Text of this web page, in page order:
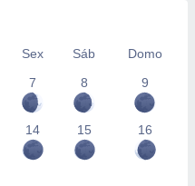
Sex Sáb
Domo
7 8 9
14 15 16